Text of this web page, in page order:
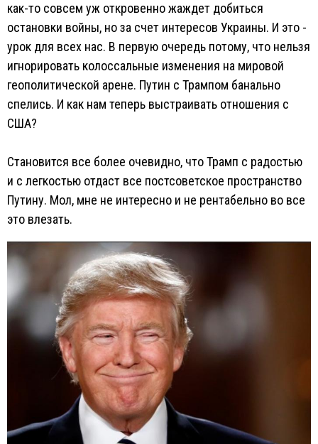
как-то совсем уж откровенно жаждет добиться
остановки войны, но за счет интересов Украины. И это -
урок для всех нас. В первую очередь потому, что нельзя
игнорировать колоссальные изменения на мировой
геополитической арене. Путин с Трампом банально
спелись. И как нам теперь выстраивать отношения с
США?
Становится все более очевидно, что Трамп с радостью
и с легкостью отдаст все постсоветское пространство
Путину. Мол, мне не интересно и не рентабельно во все
это влезать.